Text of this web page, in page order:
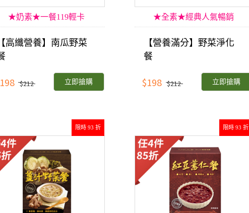
★奶素★一餐119輕卡
高纖營養】南瓜野菜
$212 立即搶購
★全素★經典人氣暢銷
【營養滿分】野菜淨化
餐
$198 $212 立即搶購
限時 93 折 限時 93 折